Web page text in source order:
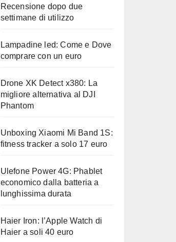
Recensione dopo due
settimane di utilizzo
Lampadine led: Come e Dove
comprare con un euro
Drone XK Detect x380: La
migliore alternativa al DJI
Phantom
Unboxing Xiaomi Mi Band 1S:
fitness tracker a solo 17 euro
Ulefone Power 4G: Phablet
economico dalla batteria a
lunghissima durata
Haier Iron: l’Apple Watch di
Haier a soli 40 euro